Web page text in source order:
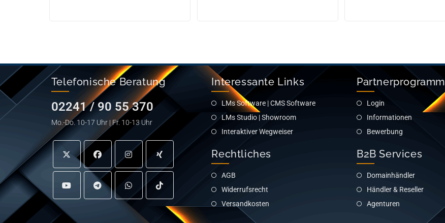
Telefonische Beratung
02241 / 90 55 370
Mo.-Do. 10-17 Uhr | Fr. 10-13 Uhr
Interessante Links
LMs Software | CMS Software
LMs Studio | Showroom
Interaktiver Wegweiser
Rechtliches
AGB
Widerrufsrecht
Versandkosten
Partnerprogramm
Login
Informationen
Bewerbung
B2B Services
Domainhändler
Händler & Reseller
Agenturen